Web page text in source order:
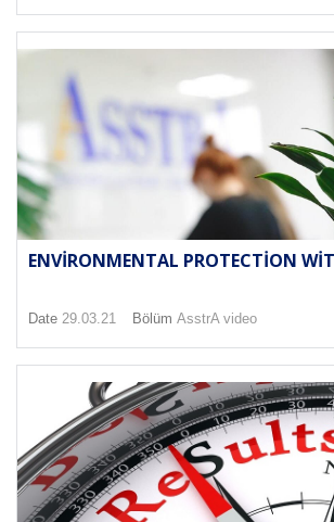
ENVIRONMENTAL PROTECTION
Date 29.03.21 Bölüm AsstrA video